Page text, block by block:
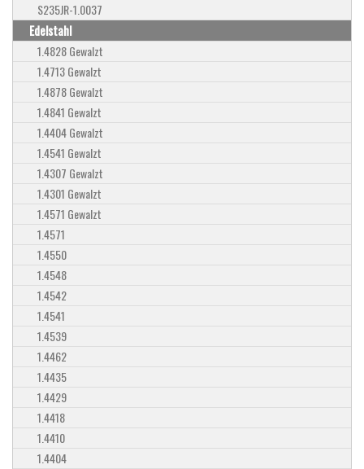
S235JR-1.0037
Edelstahl
1.4828 Gewalzt
1.4713 Gewalzt
1.4878 Gewalzt
1.4841 Gewalzt
1.4404 Gewalzt
1.4541 Gewalzt
1.4307 Gewalzt
1.4301 Gewalzt
1.4571 Gewalzt
1.4571
1.4550
1.4548
1.4542
1.4541
1.4539
1.4462
1.4435
1.4429
1.4418
1.4410
1.4404